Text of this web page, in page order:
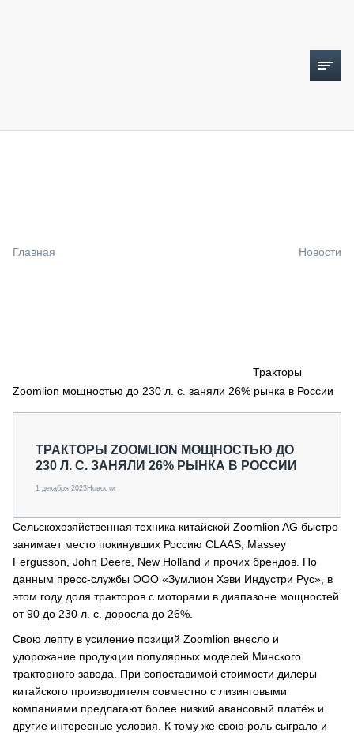
СПЕЦПРОЕКТЫ
О ПРОЕКТЕ
Главная Новости
Тракторы
Zoomlion мощностью до 230 л. с. заняли 26% рынка в России
ТРАКТОРЫ ZOOMLION МОЩНОСТЬЮ ДО
230 Л. С. ЗАНЯЛИ 26% РЫНКА В РОССИИ
1 декабря 2023Новости
Сельскохозяйственная техника китайской Zoomlion AG быстро
занимает место покинувших Россию CLAAS, Massey
Fergusson, John Deere, New Holland и прочих брендов. По
данным пресс-службы ООО «Зумлион Хэви Индустри Рус», в
этом году доля тракторов с моторами в диапазоне мощностей
от 90 до 230 л. с. доросла до 26%.
Свою лепту в усиление позиций Zoomlion внесло и
удорожание продукции популярных моделей Минского
тракторного завода. При сопоставимой стоимости дилеры
китайского производителя совместно с лизинговыми
компаниями предлагают более низкий авансовый платёж и
другие интересные условия. К тому же свою роль сыграло и